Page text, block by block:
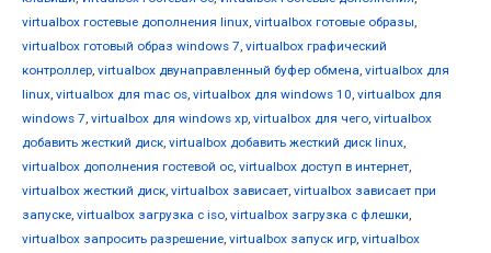
virtualbox гостевые дополнения linux, virtualbox готовые образы,
virtualbox готовый образ windows 7, virtualbox графический
контроллер, virtualbox двунаправленный буфер обмена, virtualbox для
linux, virtualbox для mac os, virtualbox для windows 10, virtualbox для
windows 7, virtualbox для windows xp, virtualbox для чего, virtualbox
добавить жесткий диск, virtualbox добавить жесткий диск linux,
virtualbox дополнения гостевой ос, virtualbox доступ в интернет,
virtualbox жесткий диск, virtualbox зависает, virtualbox зависает при
запуске, virtualbox загрузка с iso, virtualbox загрузка с флешки,
virtualbox запросить разрешение, virtualbox запуск игр, virtualbox